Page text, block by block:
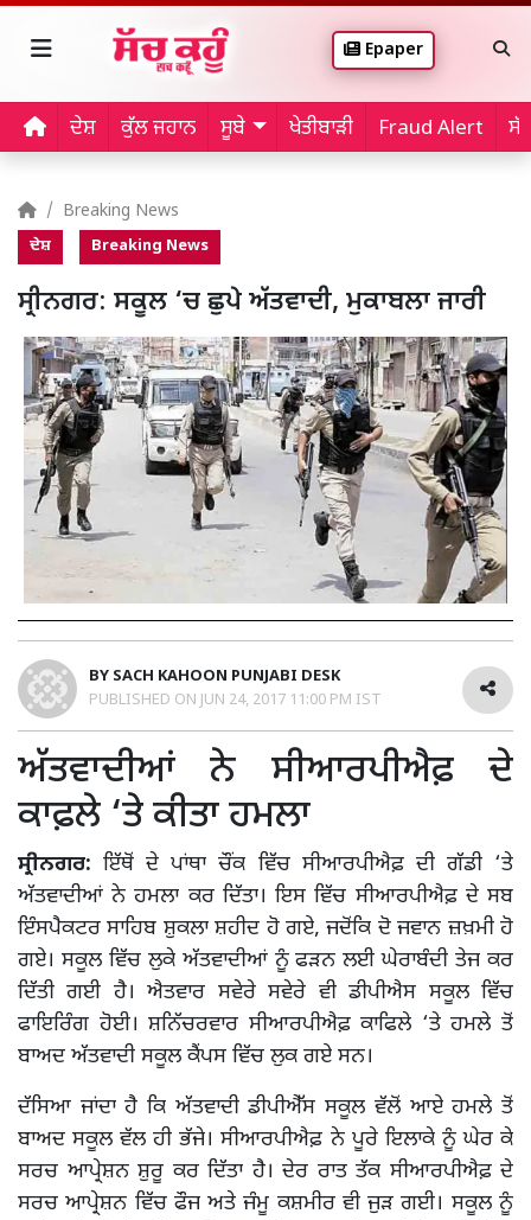
Epaper
ਦੇਸ਼ ਕੁੱਲ ਜਹਾਨ ਸੂਬੇ ਖੇਤੀਬਾੜੀ Fraud Alert
Breaking News
ਦੇਸ਼ Breaking News
ਸ੍ਰੀਨਗਰ: ਸਕੂਲ ‘ਚ ਛੁਪੇ ਅੱਤਵਾਦੀ, ਮੁਕਾਬਲਾ ਜਾਰੀ
BY SACH KAHOON PUNJABI DESK
PUBLISHED ON JUN 24, 2017 11:00 PM IST
ਅੱਤਵਾਦੀਆਂ ਨੇ ਸੀਆਰਪੀਐਫ਼ ਦੇ
ਕਾਫ਼ਲੇ ‘ਤੇ ਕੀਤਾ ਹਮਲਾ
ਸ੍ਰੀਨਗਰ: ਇੱਥੋਂ ਦੇ ਪਾਂਥਾ ਚੌਂਕ ਵਿੱਚ ਸੀਆਰਪੀਐਫ਼ ਦੀ ਗੱਡੀ ‘ਤੇ
ਅੱਤਵਾਦੀਆਂ ਨੇ ਹਮਲਾ ਕਰ ਦਿੱਤਾ। ਇਸ ਵਿੱਚ ਸੀਆਰਪੀਐਫ਼ ਦੇ ਸਬ
ਇੰਸਪੈਕਟਰ ਸਾਹਿਬ ਸ਼ੁਕਲਾ ਸ਼ਹੀਦ ਹੋ ਗਏ, ਜਦੋਂਕਿ ਦੋ ਜਵਾਨ ਜ਼ਖ਼ਮੀ ਹੋ
ਗਏ। ਸਕੂਲ ਵਿੱਚ ਲੁਕੇ ਅੱਤਵਾਦੀਆਂ ਨੂੰ ਫੜਨ ਲਈ ਘੇਰਾਬੰਦੀ ਤੇਜ ਕਰ
ਦਿੱਤੀ ਗਈ ਹੈ। ਐਤਵਾਰ ਸਵੇਰੇ ਸਵੇਰੇ ਵੀ ਡੀਪੀਐਸ ਸਕੂਲ ਵਿੱਚ
ਫਾਇਰਿੰਗ ਹੋਈ। ਸ਼ਨਿੱਚਰਵਾਰ ਸੀਆਰਪੀਐਫ਼ ਕਾਫਿਲੇ ‘ਤੇ ਹਮਲੇ ਤੋਂ
ਬਾਅਦ ਅੱਤਵਾਦੀ ਸਕੂਲ ਕੈਂਪਸ ਵਿੱਚ ਲੁਕ ਗਏ ਸਨ।
ਦੱਸਿਆ ਜਾਂਦਾ ਹੈ ਕਿ ਅੱਤਵਾਦੀ ਡੀਪੀਐੱਸ ਸਕੂਲ ਵੱਲੋਂ ਆਏ ਹਮਲੇ ਤੋਂ
ਬਾਅਦ ਸਕੂਲ ਵੱਲ ਹੀ ਭੱਜੇ। ਸੀਆਰਪੀਐਫ਼ ਨੇ ਪੂਰੇ ਇਲਾਕੇ ਨੂੰ ਘੇਰ ਕੇ
ਸਰਚ ਆਪ੍ਰੇਸ਼ਨ ਸ਼ੁਰੂ ਕਰ ਦਿੱਤਾ ਹੈ। ਦੇਰ ਰਾਤ ਤੱਕ ਸੀਆਰਪੀਐਫ਼ ਦੇ
ਸਰਚ ਆਪ੍ਰੇਸ਼ਨ ਵਿੱਚ ਫੌਜ ਅਤੇ ਜੰਮੂ ਕਸ਼ਮੀਰ ਵੀ ਜੁੜ ਗਈ। ਸਕੂਲ ਨੂੰ